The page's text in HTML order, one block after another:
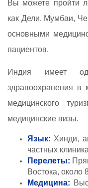
Вы можете пройти
как Дели, Мумбаи,
основными
пациентов.
Индия имеет
здравоохранения в
медицинского
медицинские визы.
Язык: Хинди,
частных
Перелеты:
Востока, около
Медицина: